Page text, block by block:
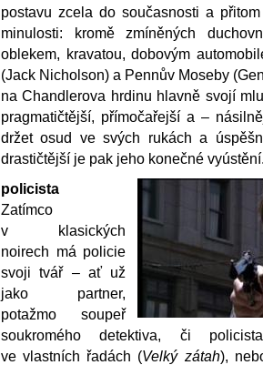
postavu zcela do současnosti a
minulosti: kromě zmíněných
oblekem, kravatou, dobovým
(Jack Nicholson) a Pennův Moseby
na Chandlerova hrdinu hlavně svojí
pragmatičtější, přímočařejší a –
držet osud ve svých rukách a
drastičtější je pak jeho konečné
policista
Zatímco
v klasických
noirech má policie
svoji tvář – ať už
jako partner,
potažmo soupeř
soukromého detektiva, či
ve vlastních řadách (Velký zátah),